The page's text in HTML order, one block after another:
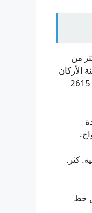
إن أكثر من
السلطة في 2023. وقد قدرت هيئة الأركان
الدفاعية إجمالي حالات الاستسلام بين عامي 2016 و2025 بأكثر من 300 ألف شخص، مع نجاح دمج 2615
كثر.
خط